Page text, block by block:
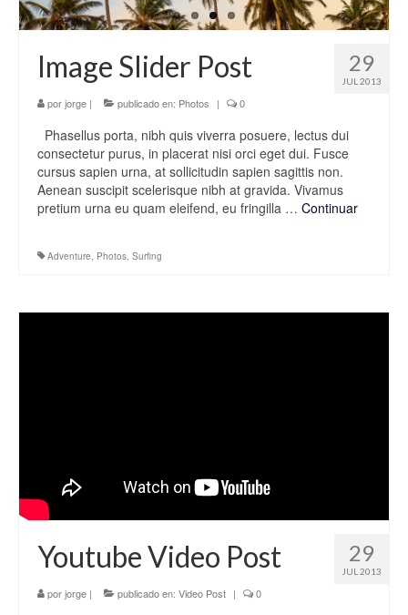
29
JUL 2013
Image Slider Post
porjorge | publicado en: Photos | 0
Phasellus porta, nibh quis viverra posuere, lectus dui
consectetur purus, in placerat nisi orci eget dui. Fusce
cursus sapien urna, at sollicitudin sapien sagittis non.
Aenean suscipit scelerisque nibh at gravida. Vivamus
pretium urna eu quam eleifend, eu fringilla … Continuar
Adventure, Photos, Surfing
29
JUL 2013
Youtube Video Post
porjorge | publicado en: Video Post | 0